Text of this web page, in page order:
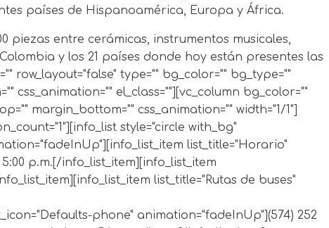
países de Hispanoamérica, Europa y África.
piezas entre cerámicas, instrumentos musicales,
y los 21 países donde hoy están presentes las
type="" bg_color="" bg_type=""
el_class=""][vc_column bg_color=""
margin_bottom="" css_animation="" width="1/1"]
style="circle with_bg"
list_title="Horario"
p.m.[/info_list_item][info_list_item
list_title="Rutas de buses"
phone" animation="fadeInUp"](574) 252